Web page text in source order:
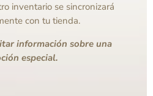
inventario se sincronizará
con tu tienda.
información sobre una
especial.